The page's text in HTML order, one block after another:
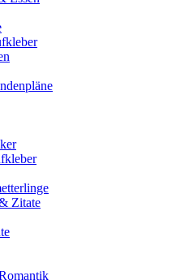
Zitate